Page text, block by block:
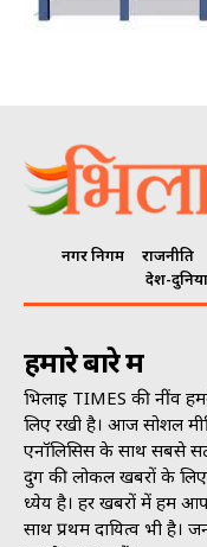
नगर निगम राजनीति
देश-दुनिया
हमारे बारे में
भिलाई TIMES की नींव
लिए रखी है। आज सोशल
एनॉलिसिस के साथ सबसे
दुर्ग की लोकल खबरों के
ध्येय है। हर खबरों में हम
साथ प्रथम दायित्व भी है।